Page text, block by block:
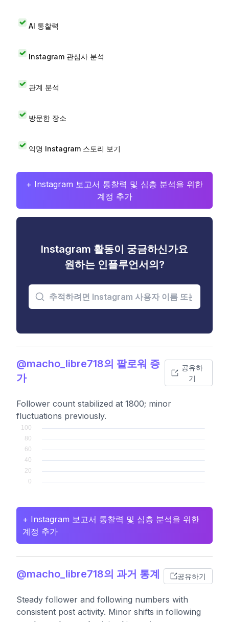
AI 통찰력
Instagram 관심사 분석
관계 분석
방문한 장소
익명 Instagram 스토리 보기
+ Instagram 보고서 통찰력 및 심층 분석을 위한
계정 추가
Instagram 활동이 궁금하신가요
원하는 인플루언서의?
@macho_libre718의 팔로워 증
가
공유하
기
Follower count stabilized at 1800; minor
fluctuations previously.
+ Instagram 보고서 통찰력 및 심층 분석을 위한
계정 추가
@macho_libre718의 과거 통계 공유하기
Steady follower and following numbers with
consistent post activity. Minor shifts in following